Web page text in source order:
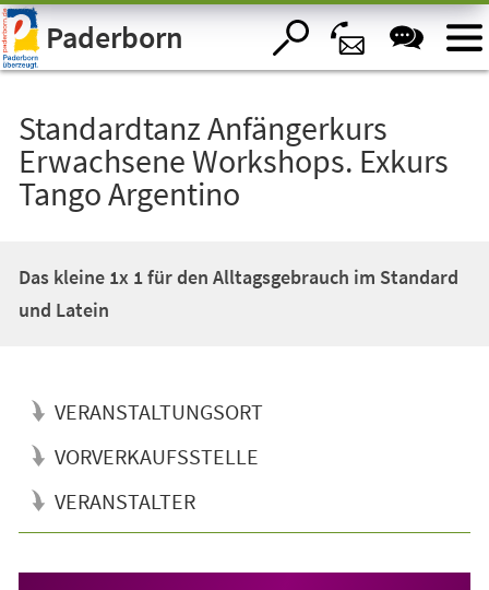
Visuelle
Assistenzsoftware
öffnen.Paderborn
Standardtanz Anfängerkurs
Erwachsene Workshops. Exkurs
Tango Argentino
Das kleine 1x 1 für den Alltagsgebrauch im Standard
und Latein
VERANSTALTUNGSORT
VORVERKAUFSSTELLE
VERANSTALTER